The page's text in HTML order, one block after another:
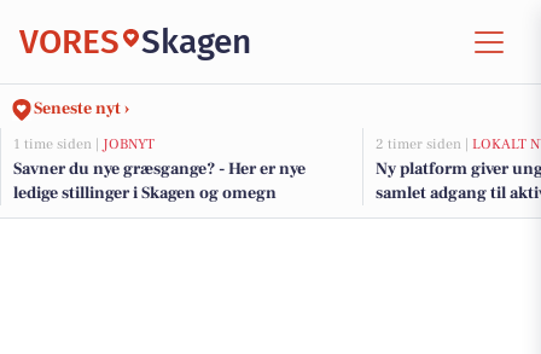
VORES Skagen
Seneste nyt ›
1 time siden | JOBNYT
Savner du nye græsgange? - Her er nye
ledige stillinger i Skagen og omegn
2 timer siden | LOKALT
Ny platform giver
samlet adgang til
jobs